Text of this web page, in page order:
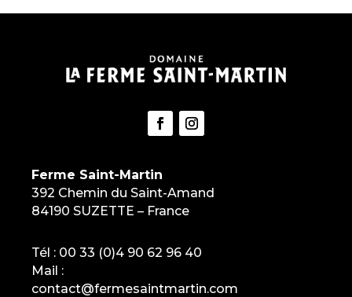
Ferme Saint-Martin
392 Chemin du Saint-Amand
84190 SUZETTE – France
Tél : 00 33 (0)4 90 62 96 40
Mail :
contact@fermesaintmartin.com